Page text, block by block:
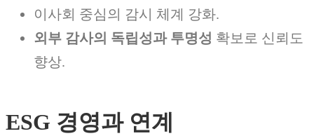
이사회 중심의 감시 체계 강화.
외부 감사의 독립성과 투명성 확보로 신뢰도
향상.
ESG 경영과 연계